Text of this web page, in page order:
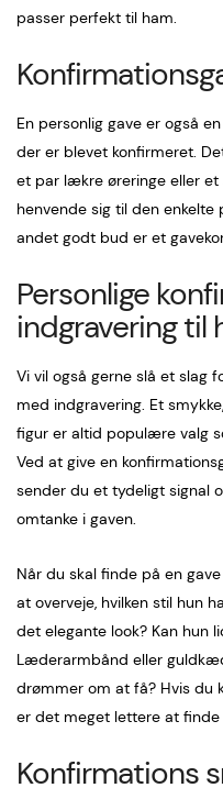
passer perfekt til ham.
En personlig gave er også
der er blevet konfirmeret.
et par lækre øreringe eller
henvende sig til den
andet godt bud er et
Personlige
indgravering til
Vi vil også gerne slå et slag
med indgravering. Et
figur er altid populære valg
Ved at give en
sender du et tydeligt signal
omtanke i gaven.
Når du skal finde på en
at overveje, hvilken stil hun
det elegante look? Kan hun
Læderarmbånd eller
drømmer om at få? Hvis du
er det meget lettere at finde
Konfirmations